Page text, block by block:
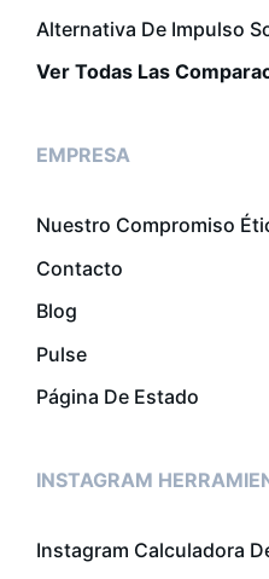
Alternativa De Impulso
Ver Todas Las
EMPRESA
Nuestro Compromiso
Contacto
Blog
Pulse
Página De Estado
INSTAGRAM
Instagram Calculadora